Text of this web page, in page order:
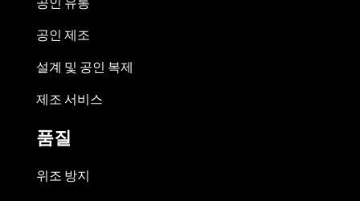
공인 제조
설계 및 공인 복제
제조 서비스
품질
위조 방지